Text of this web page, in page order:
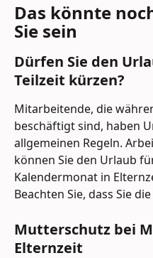
Das könnte
Sie sein
Dürfen Sie den
Teilzeit kürzen?
Mitarbeitende, die
beschäftigt sind, haben
allgemeinen Regeln.
können Sie den Urlaub
Kalendermonat in
Beachten Sie, dass Sie
Mutterschutz bei
Elternzeit